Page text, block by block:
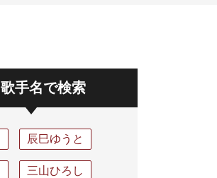
歌手名で検索
辰巳ゆうと
三山ひろし